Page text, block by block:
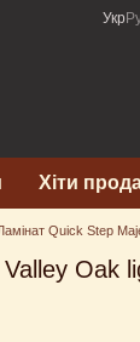
Укр
Хіти
Quick Step
Oak